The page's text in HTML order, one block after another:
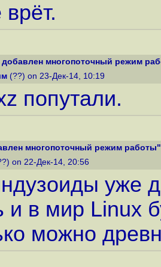
добавлен многопоточный режим
(??) on 23-Дек-14, 10:19
попутали.
многопоточный режим работы"
on 22-Дек-14, 20:56
уже
и в мир Linux
можно